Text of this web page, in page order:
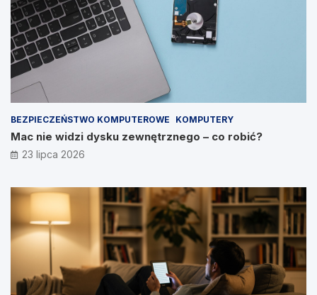
BEZPIECZEŃSTWO KOMPUTEROWE KOMPUTERY
Mac nie widzi dysku zewnętrznego – co robić?
23 lipca 2026